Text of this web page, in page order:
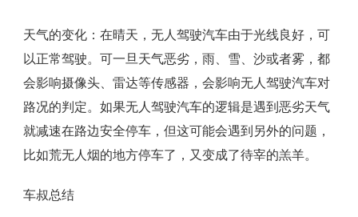
天气的变化：在晴天，无人驾驶汽车由于光线良好，可
以正常驾驶。可一旦天气恶劣，雨、雪、沙或者雾，都
会影响摄像头、雷达等传感器，会影响无人驾驶汽车对
路况的判定。如果无人驾驶汽车的逻辑是遇到恶劣天气
就减速在路边安全停车，但这可能会遇到另外的问题，
比如荒无人烟的地方停车了，又变成了待宰的羔羊。
车叔总结